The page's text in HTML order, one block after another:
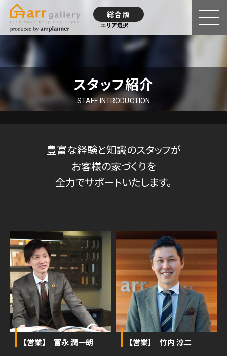
総合版
エリア選択
スタッフ紹介
STAFF INTRODUCTION
豊富な経験と知識のスタッフが
お客様の家づくりを
全力でサポートいたします。
【営業】 富永 潤一朗 【営業】 竹内 淳二